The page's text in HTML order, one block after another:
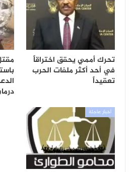
تحرك أممي يحقق اختراقاً
في أحد أكثر ملفات الحرب
تعقيداً
أخبار عاجلة